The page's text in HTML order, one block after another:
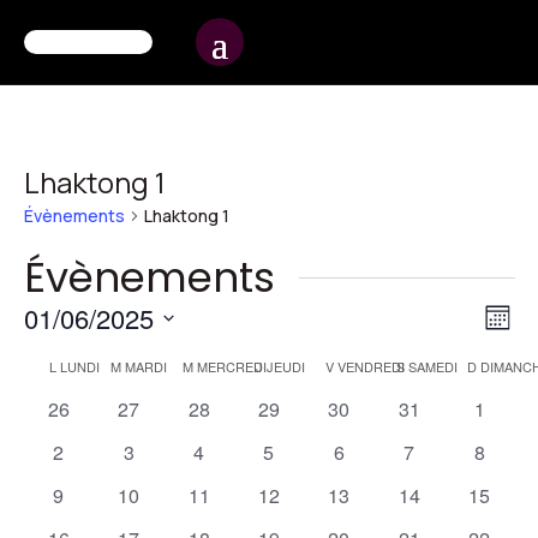
Lhaktong 1
Évènements Lhaktong 1
Évènements
Mois
01/06/2025
une
date.
Calendrier
de
Évènements
L LUNDI MMARDI MMERCREDI
JJEUDI VVENDREDISSAMEDI D
0
26
0
27
0
28
0
29
0
30
0
31
0
1
0
2
0
3
0
4
0
5
0
6
0
7
0
8
0
9
0
10
0
11
0
12
0
13
0
14
0
15